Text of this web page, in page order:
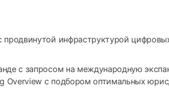
инфраструктурой
с запросом на международную
Overview с подбором оптимальных